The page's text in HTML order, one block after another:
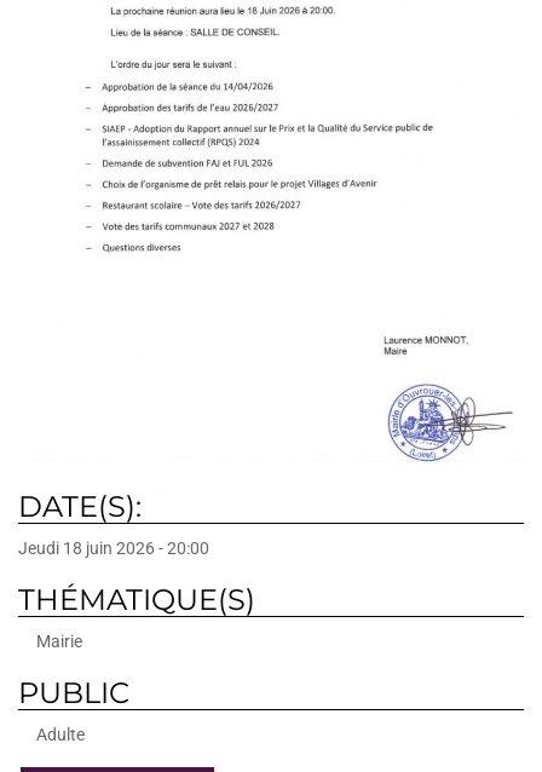
DATE(S):
Jeudi 18 juin 2026 - 20:00
THÉMATIQUE(S)
Mairie
PUBLIC
Adulte